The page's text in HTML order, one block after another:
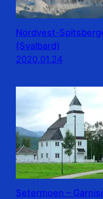
Nordvest-
(Svalbard)
2020.01.24
Setermoen –